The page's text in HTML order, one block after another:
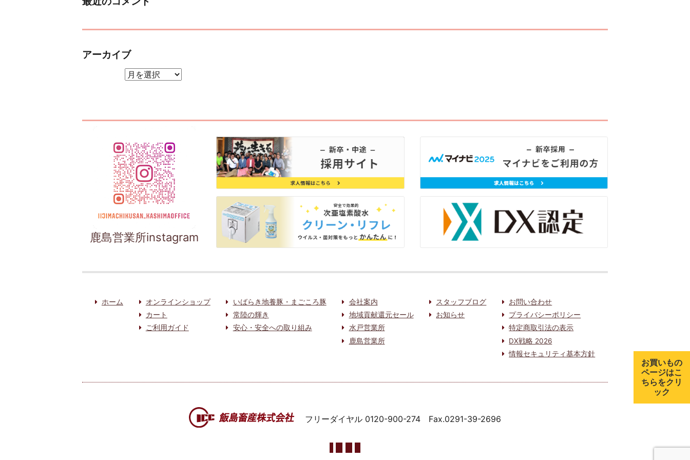
アーカイブ
鹿島営業所instagram
ホーム
オンラインショップ
カート
ご利用ガイド
いばらき地養豚・まごころ豚
常陸の輝き
安心・安全への取り組み
会社案内
地域貢献還元セール
水戸営業所
鹿島営業所
スタッフブログ
お知らせ
お問い合わせ
プライバシーポリシー
特定商取引法の表示
DX戦略 2026
情報セキュリティ基本方針
フリーダイヤル 0120-900-274 Fax.0291-39-2696
お買いもの
ページはこ
ちらをクリ
ック